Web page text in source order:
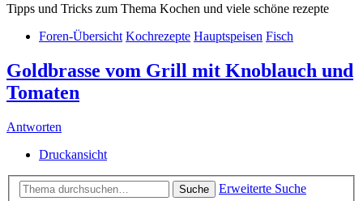
Tipps und Tricks zum Thema Kochen und viele schöne rezepte
Foren-Übersicht Kochrezepte Hauptspeisen Fisch
Goldbrasse vom Grill mit Knoblauch und
Tomaten
Antworten
Druckansicht
Suche
Erweiterte Suche